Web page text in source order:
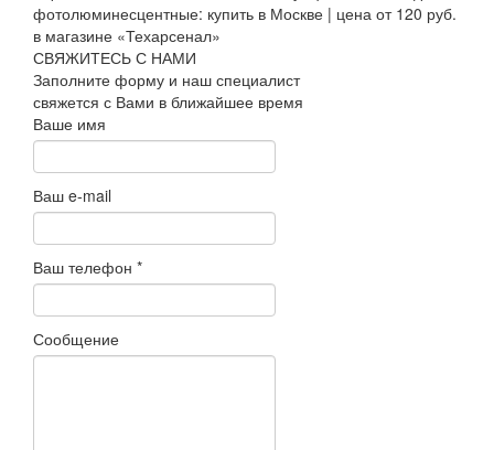
СВЯЖИТЕСЬ С НАМИ
Заполните форму и наш специалист
свяжется с Вами в ближайшее время
Ваше имя
Ваш e-mail
Ваш телефон *
Сообщение